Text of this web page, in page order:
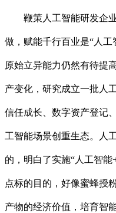
鞭策人工智能研发企业
做，赋能千行百业是“人工
原始立异能力仍然有待提
产变化，研究成立一批人
信任成长、数字资产登记
工智能场景创重生态。人
的，明白了实施“人工智
点标的目的，好像蜜蜂授
产物的经济价值，培育智